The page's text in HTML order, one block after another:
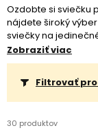
Ozdobte si sviečku
nájdete široký
sviečky na
darček. Pomocou
ozdobiť
tvarmi. Ak radšej
odkaz, potom vás
Transferové fólie
vytlačený alebo
kategóriu Farby na
Zobraziť viac
Filtrovať
30 produktov